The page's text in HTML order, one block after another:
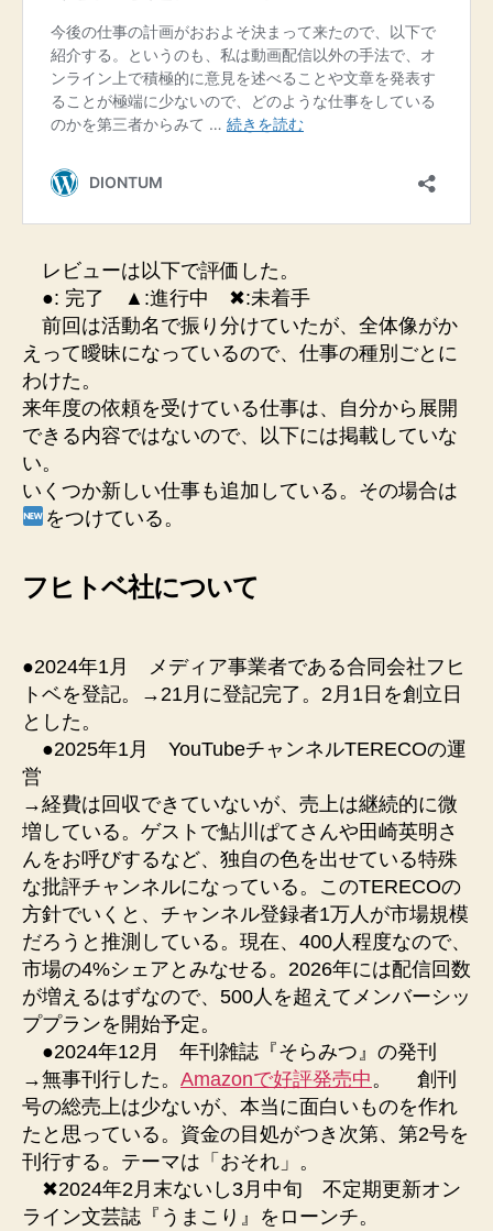
レビューは以下で評価した。
●: 完了 ▲:進行中 ✖︎:未着手
前回は活動名で振り分けていたが、全体像がか
えって曖昧になっているので、仕事の種別ごとに
わけた。
来年度の依頼を受けている仕事は、自分から展開
できる内容ではないので、以下には掲載していな
い。
いくつか新しい仕事も追加している。その場合は
をつけている。
フヒトベ社について
●2024年1月 メディア事業者である合同会社フヒ
トベを登記。→21月に登記完了。2月1日を創立日
とした。
●2025年1月 YouTubeチャンネルTERECOの運
営
→経費は回収できていないが、売上は継続的に微
増している。ゲストで鮎川ぱてさんや田崎英明さ
んをお呼びするなど、独自の色を出せている特殊
な批評チャンネルになっている。このTERECOの
方針でいくと、チャンネル登録者1万人が市場規模
だろうと推測している。現在、400人程度なので、
市場の4%シェアとみなせる。2026年には配信回数
が増えるはずなので、500人を超えてメンバーシッ
ププランを開始予定。
●2024年12月 年刊雑誌『そらみつ』の発刊
→無事刊行した。 Amazonで好評発売中 。 創刊
号の総売上は少ないが、本当に面白いものを作れ
たと思っている。資金の目処がつき次第、第2号を
刊行する。テーマは「おそれ」。
✖︎2024年2月末ないし3月中旬 不定期更新オン
ライン文芸誌『うまこり』をローンチ。